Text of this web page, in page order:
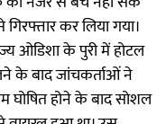
कर लिया गया।
ओडिशा के पुरी में होटल
के बाद जांचकर्ताओं ने
घोषित होने के बाद सोशल